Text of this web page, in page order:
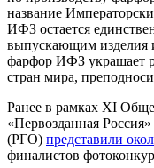
название
ИФЗ остается
выпускающим изделия
фарфор ИФЗ украшает
стран мира,
Ранее в рамках XI
«Первозданная
(РГО) представили
финалистов